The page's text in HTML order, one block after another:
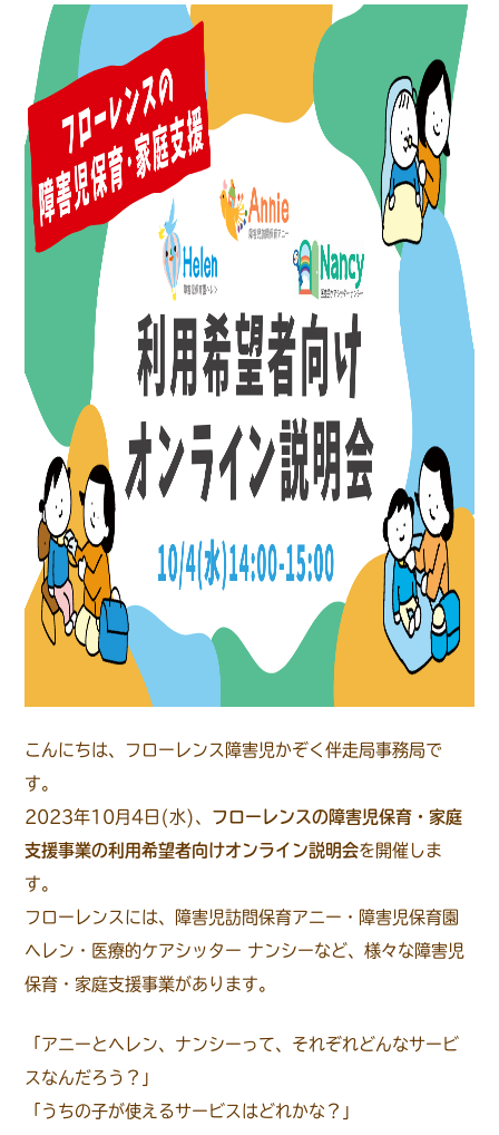
こんにちは、フローレンス障害児かぞく伴走局事務局で
す。
2023年10月4日(水)、 フローレンスの障害児保育・家庭
支援事業の利用希望者向けオンライン説明会を開催しま
す。
フローレンスには、障害児訪問保育アニー・障害児保育園
ヘレン・医療的ケアシッター ナンシーなど、様々な障害児
保育・家庭支援事業があります。
「アニーとヘレン、ナンシーって、それぞれどんなサービ
スなんだろう？」
「うちの子が使えるサービスはどれかな？」